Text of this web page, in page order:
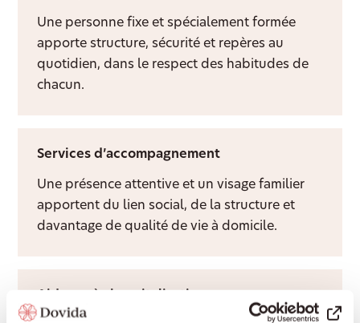
Une personne fixe et spécialement formée
apporte structure, sécurité et repères au
quotidien, dans le respect des habitudes de
chacun.
Services d’accompagnement
Une présence attentive et un visage familier
apportent du lien social, de la structure et
davantage de qualité de vie à domicile.